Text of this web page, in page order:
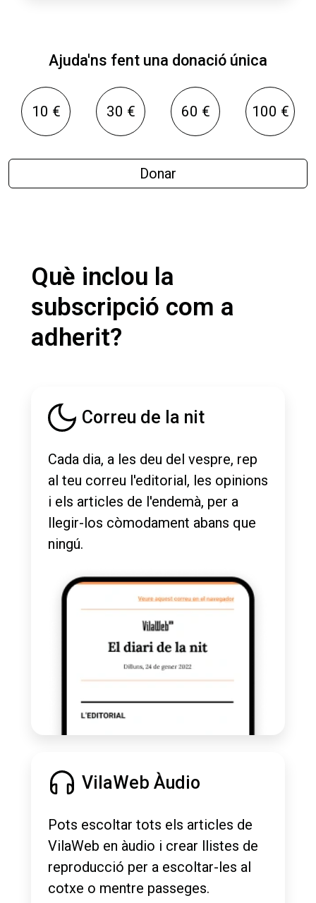
Ajuda'ns fent una donació única
10 € 30 € 60 € 100 €
Donar
Què inclou la
subscripció com a
adherit?
Correu de la nit
Cada dia, a les deu del vespre, rep
al teu correu l'editorial, les opinions
i els articles de l'endemà, per a
llegir-los còmodament abans que
ningú.
VilaWeb Àudio
Pots escoltar tots els articles de
VilaWeb en àudio i crear llistes de
reproducció per a escoltar-les al
cotxe o mentre passeges.